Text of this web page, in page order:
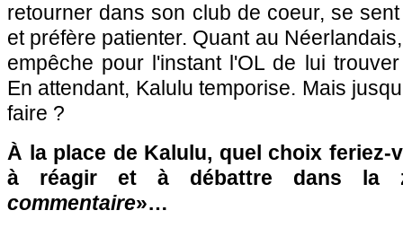
retourner dans son club de coeur, se
et préfère patienter. Quant au
empêche pour l'instant l'OL de lui
En attendant, Kalulu temporise. Mais
faire ?
À la place de Kalulu, quel choix feriez-
à réagir et à débattre dans la
commentaire»…